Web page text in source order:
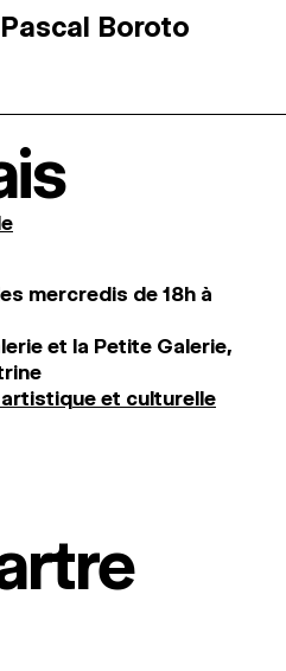
Boroto
mercredis de 18h à
et la Petite Galerie,
et culturelle